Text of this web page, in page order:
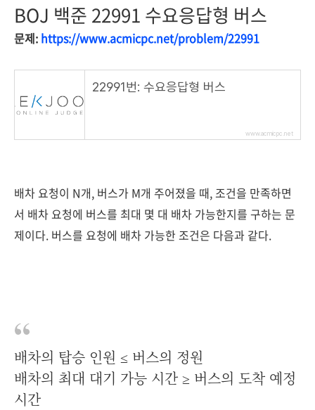
BOJ 백준 22991 수요응답형 버스
문제: https://www.acmicpc.net/problem/22991
22991번: 수요응답형 버스
www.acmicpc.net
배차 요청이 N개, 버스가 M개 주어졌을 때, 조건을 만족하면
서 배차 요청에 버스를 최대 몇 대 배차 가능한지를 구하는 문
제이다. 버스를 요청에 배차 가능한 조건은 다음과 같다.
배차의 탑승 인원 ≤ 버스의 정원
배차의 최대 대기 가능 시간 ≥ 버스의 도착 예정
시간